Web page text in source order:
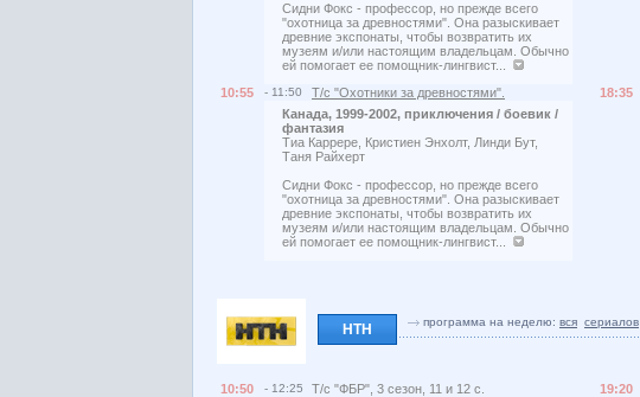
Сидни Фокс - профессор, но прежде всего
"охотница за древностями". Она разыскивает
древние экспонаты, чтобы возвратить их
музеям и/или настоящим владельцам. Обычно
ей помогает ее помощник-лингвист...
10:55
- 11:50
Т/с "Охотники за древностями".
Канада, 1999-2002, приключения / боевик /
фантазия
Тиа Каррере, Кристиен Энхолт, Линди Бут,
Таня Райхерт
Сидни Фокс - профессор, но прежде всего
"охотница за древностями". Она разыскивает
древние экспонаты, чтобы возвратить их
музеям и/или настоящим владельцам. Обычно
ей помогает ее помощник-лингвист...
18:35
НТН программа на неделю: вся сериалов
10:50 - 12:25
Т/с "ФБР", 3 сезон, 11 и 12 с.
19:20